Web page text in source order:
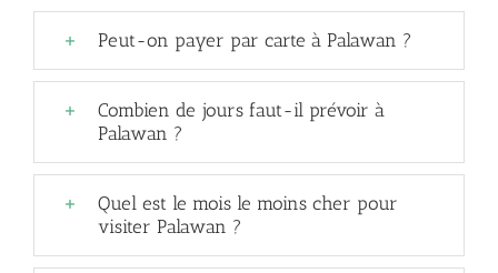
Peut-on payer par carte à Palawan ?
Combien de jours faut-il prévoir à
Palawan ?
Quel est le mois le moins cher pour
visiter Palawan ?